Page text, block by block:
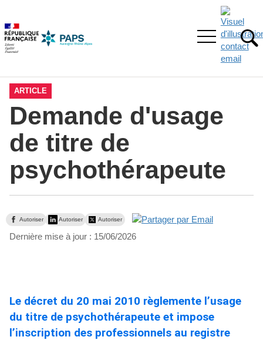
la
recherche
menu
principal,
contenu
Ouvrir
ARTICLE
Demande d'usage
de titre de
psychothérapeute
Autoriser Autoriser Autoriser
Dernière mise à jour : 15/06/2026
Le décret du 20 mai 2010 règlemente l’usage
du titre de psychothérapeute et impose
l’inscription des professionnels au registre